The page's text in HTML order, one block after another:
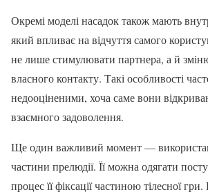
Окремі моделі насадок також мають
який впливає на відчуття самого
не лише стимулювати партнера, а й
власного контакту. Такі особливості
недооціненими, хоча саме вони
взаємного задоволення.
Ще один важливий момент —
частини прелюдії. Її можна одягати
процес її фіксації частиною тілесної